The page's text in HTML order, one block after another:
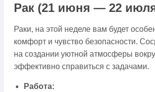
Рак (21 июня — 22
Раки, на этой неделе вам будет
комфорт и чувство безопасности.
на создании уютной атмосферы
эффективно справиться с задачами.
Работа: